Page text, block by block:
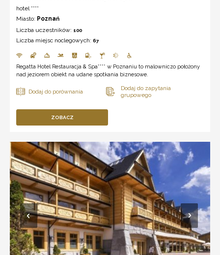
hotel ****
Miasto: Poznań
Liczba uczestników: 100
Liczba miejsc noclegowych: 67
Regatta Hotel Restauracja & Spa**** w Poznaniu to malowniczo położony
nad jeziorem obiekt na udane spotkania biznesowe.
ZOBACZ